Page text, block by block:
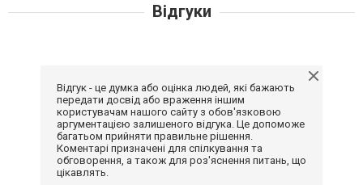
Відгуки
Відгук - це думка або оцінка людей, які бажають
передати досвід або враження іншим
користувачам нашого сайту з обов'язковою
аргументацією залишеного відгука. Це допоможе
багатьом прийняти правильне рішення.
Коментарі призначені для спілкування та
обговорення, а також для роз'яснення питань, що
цікавлять.